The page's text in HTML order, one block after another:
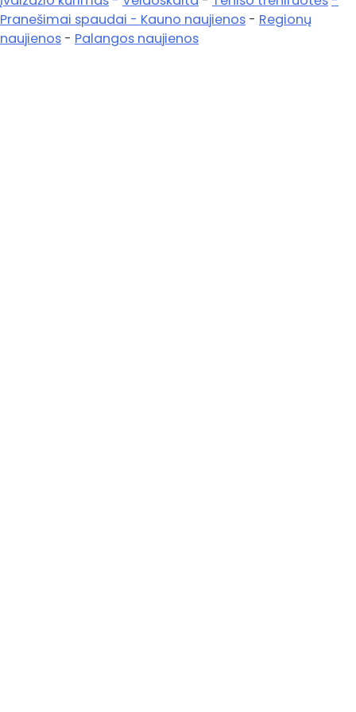
Pranešimai spaudai - Kauno naujienos - Regionų
naujienos - Palangos naujienos